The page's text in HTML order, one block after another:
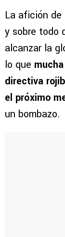
La afición de
y sobre todo
alcanzar la
lo que
directiva
el próximo
un bombazo.